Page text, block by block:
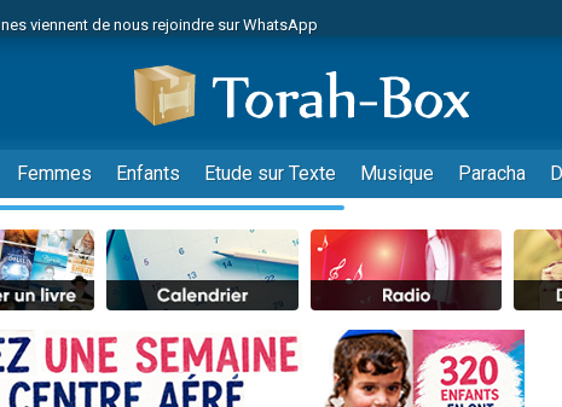
viennent de nous rejoindre sur WhatsApp
viennent de faire un don pour 1 Journée de Vacances Pour les Enfants
viennent de demander une bénédiction
viennent de nous rejoindre sur WhatsApp
49 places pour étudier en groupe sur Zoom
viennent de faire un don pour Diane, 80 ans, dans un appartement
de donner son Maasser
viennent de nous rejoindre sur WhatsApp
viennent de nous rejoindre sur WhatsApp
viennent de faire un don pour 5 jours de vacances aux Orphelins
Femmes Enfants Etude sur Texte Musique Paracha